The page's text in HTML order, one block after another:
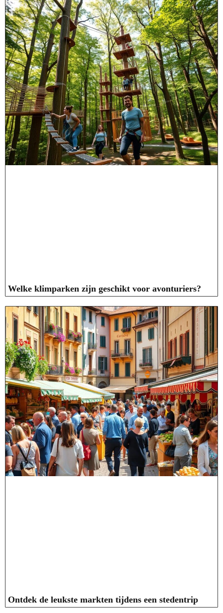
Welke klimparken zijn geschikt voor avonturiers?
Ontdek de leukste markten tijdens een stedentrip